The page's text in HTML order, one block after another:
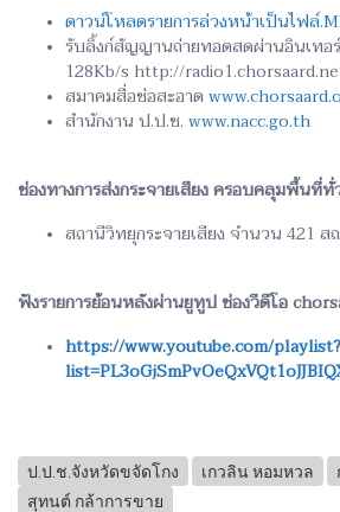
ดาวน์โหลดรายการล่วงหน้าเป็นไฟล์
รับลิ้งก์สัญญานถ่ายทอดสดผ่านอินเทอร์
128Kb/s http://
สมาคมสื่อช่อสะอาด
สำนักงาน ป.ป.ช. www.nacc.go.th
ช่องทางการส่งกระจายเสียง ครอบคลุมพื้นที่ทั่
สถานีวิทยุกระจายเสียง จำนวน 421 ส
ฟังรายการย้อนหลังผ่านยูทูป ช่องวีดีโอ
https://www.youtube.com/playlist?
ป.ป.ช.จังหวัดขจัดโกง เกวลิน หอมหวล
สุทนต์ กล้าการขาย